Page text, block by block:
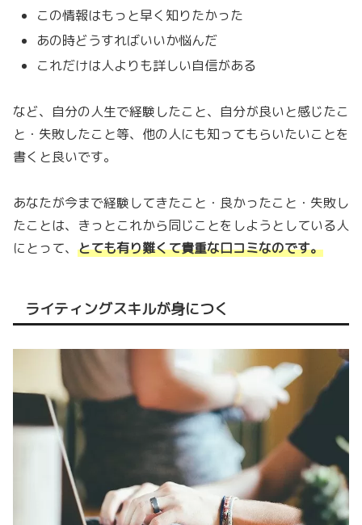
この情報はもっと早く知りたかった
あの時どうすればいいか悩んだ
これだけは人よりも詳しい自信がある
など、自分の人生で経験したこと、自分が良いと感じたこ
と・失敗したこと等、他の人にも知ってもらいたいことを
書くと良いです。
あなたが今まで経験してきたこと・良かったこと・失敗し
たことは、きっとこれから同じことをしようとしている人
にとって、 とても有り難くて貴重な口コミなのです。
ライティングスキルが身につく